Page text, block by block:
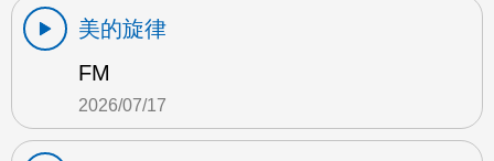
美的旋律
FM
2026/07/17